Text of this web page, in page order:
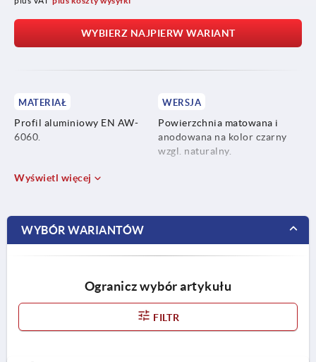
WYBIERZ NAJPIERW WARIANT
MATERIAŁ
Profil aluminiowy EN AW-
6060.
WERSJA
Powierzchnia matowana i
anodowana na kolor czarny
wzgl. naturalny.
Wyświetl więcej
WYBÓR WARIANTÓW
Ogranicz wybór artykułu
FILTR